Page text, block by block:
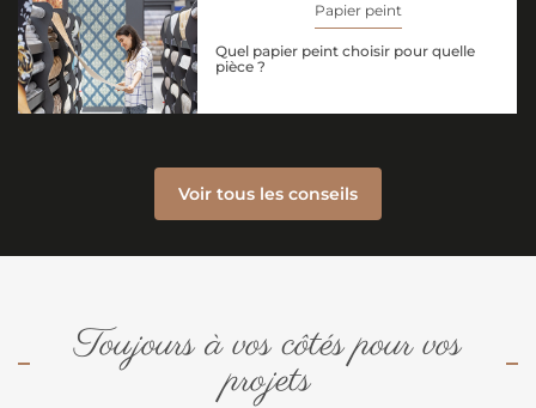
Papier peint
Quel papier peint choisir pour quelle
pièce ?
Voir tous les conseils
Toujours à vos côtés pour vos
projets